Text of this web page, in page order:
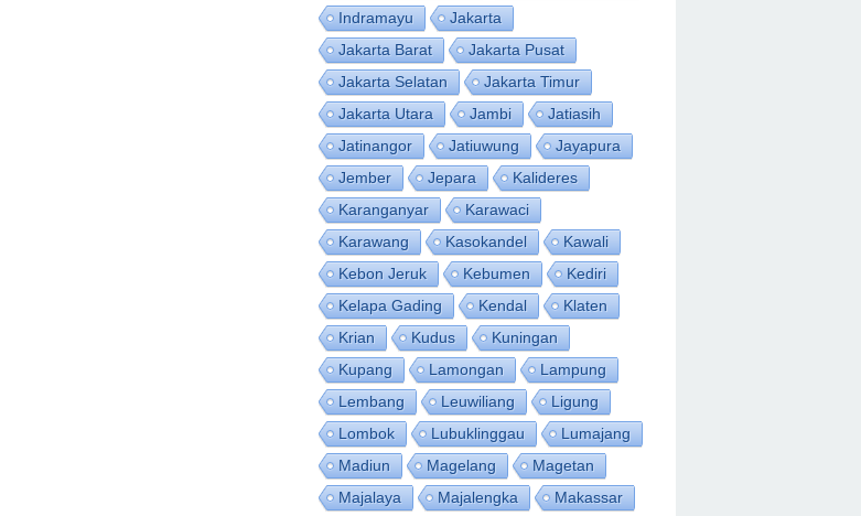
Indramayu
Jakarta
Jakarta Barat
Jakarta Pusat
Jakarta Selatan
Jakarta Timur
Jakarta Utara
Jambi
Jatiasih
Jatinangor
Jatiuwung
Jayapura
Jember
Jepara
Kalideres
Karanganyar
Karawaci
Karawang
Kasokandel
Kawali
Kebon Jeruk
Kebumen
Kediri
Kelapa Gading
Kendal
Klaten
Krian
Kudus
Kuningan
Kupang
Lamongan
Lampung
Lembang
Leuwiliang
Ligung
Lombok
Lubuklinggau
Lumajang
Madiun
Magelang
Magetan
Majalaya
Majalengka
Makassar